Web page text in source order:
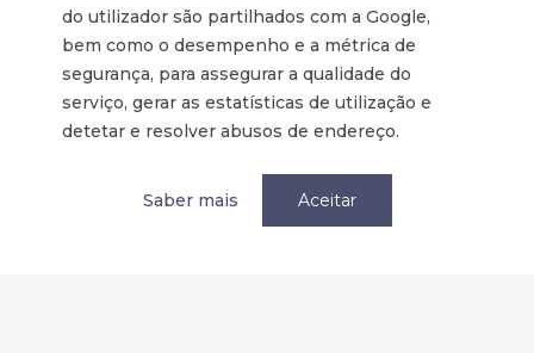
do utilizador são partilhados com a Google,
bem como o desempenho e a métrica de
segurança, para assegurar a qualidade do
serviço, gerar as estatísticas de utilização e
detetar e resolver abusos de endereço.
Saber mais Aceitar
Informações
Inscrição na Newsletter
Política de privacidade / Privacy